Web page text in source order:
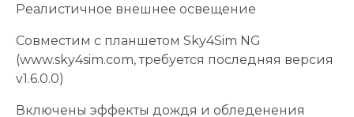
Реалистичное внешнее освещение
Совместим с планшетом Sky4Sim NG
(www.sky4sim.com, требуется последняя версия
v1.6.0.0)
Включены эффекты дождя и обледенения